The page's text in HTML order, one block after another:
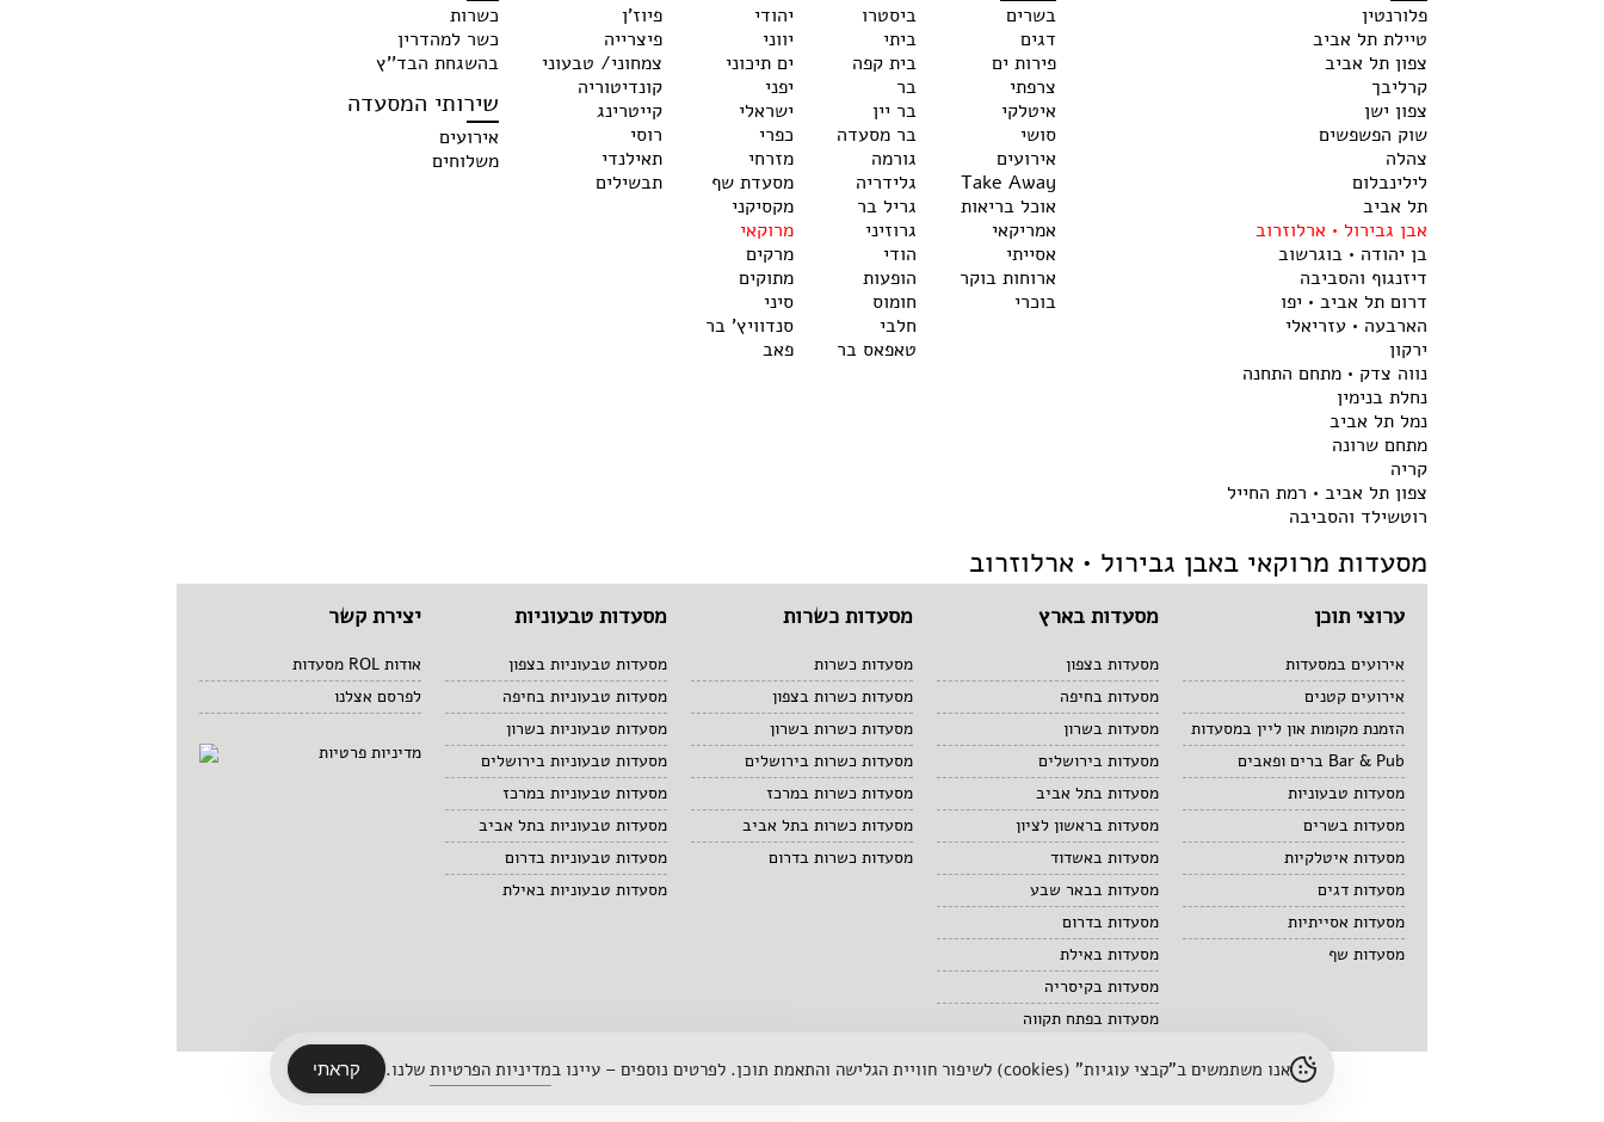
פלורנטין
טיילת תל אביב
צפון תל אביב
קרליבך
צפון ישן
שוק הפשפשים
צהלה
לילינבלום
תל אביב
אבן גבירול • ארלוזרוב
בן יהודה • בוגרשוב
דיזנגוף והסביבה
דרום תל אביב • יפו
הארבעה • עזריאלי
ירקון
נווה צדק • מתחם התחנה
נחלת בנימין
נמל תל אביב
מתחם שרונה
קריה
צפון תל אביב • רמת החייל
רוטשילד והסביבה
בשרים
דגים
פירות ים
צרפתי
איטלקי
סושי
אירועים
Take Away
אוכל בריאות
אמריקאי
אסייתי
ארוחות בוקר
בוכרי
ביסטרו
ביתי
בית קפה
בר
בר יין
בר מסעדה
גורמה
גלידריה
גריל בר
גרוזיני
הודי
הופעות
חומוס
חלבי
טאפאס בר
יהודי
יווני
ים תיכוני
יפני
ישראלי
כפרי
מזרחי
מסעדת שף
מקסיקני
מרוקאי
מרקים
מתוקים
סיני
סנדוויץ' בר
פאב
פיוז'ן
פיצרייה
צמחוני/ טבעוני
קונדיטוריה
קייטרינג
רוסי
תאילנדי
תבשילים
כשרות
כשר למהדרין
בהשגחת הבד''ץ
שירותי המסעדה
אירועים
משלוחים
מסעדות מרוקאי באבן גבירול • ארלוזרוב
ערוצי תוכן
אירועים במסעדות
אירועים קטנים
הזמנת מקומות און ליין במסעדות
Bar & Pub ברים ופאבים
מסעדות טבעוניות
מסעדות בשרים
מסעדות איטלקיות
מסעדות דגים
מסעדות אסייתיות
מסעדות שף
מסעדות בארץ
מסעדות בצפון
מסעדות בחיפה
מסעדות בשרון
מסעדות בירושלים
מסעדות בתל אביב
מסעדות בראשון לציון
מסעדות באשדוד
מסעדות בבאר שבע
מסעדות בדרום
מסעדות באילת
מסעדות בקיסריה
מסעדות בפתח תקווה
מסעדות כשרות
מסעדות כשרות
מסעדות כשרות בצפון
מסעדות כשרות בשרון
מסעדות כשרות בירושלים
מסעדות כשרות במרכז
מסעדות כשרות בתל אביב
מסעדות כשרות בדרום
מסעדות טבעוניות
מסעדות טבעוניות בצפון
מסעדות טבעוניות בחיפה
מסעדות טבעוניות בשרון
מסעדות טבעוניות בירושלים
מסעדות טבעוניות במרכז
מסעדות טבעוניות בתל אביב
מסעדות טבעוניות בדרום
מסעדות טבעוניות באילת
יצירת קשר
אודות ROL מסעדות
לפרסם אצלנו
מדיניות פרטיות
אנו משתמשים ב"קבצי עוגיות" (cookies) לשיפור חוויית הגלישה והתאמת תוכן. לפרטים נוספים – עיינו ב מדיניות הפרטיות שלנו. קראתי